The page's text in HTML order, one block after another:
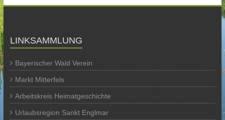
LINKSAMMLUNG
Bayerischer Wald Verein
Markt Mitterfels
Arbeitskreis Heimatgeschichte
Urlaubsregion Sankt Englmar